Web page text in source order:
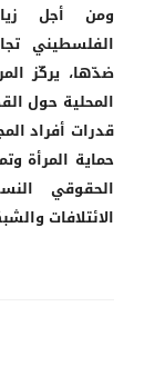
ومن أجل
الفلسطيني
ضدّها، يركّز
المحلية حول
قدرات أفراد
حماية المرأة
الحقوقي
الائتلافات